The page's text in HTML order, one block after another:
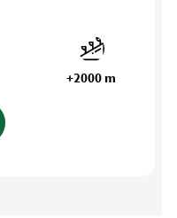
+2000 m